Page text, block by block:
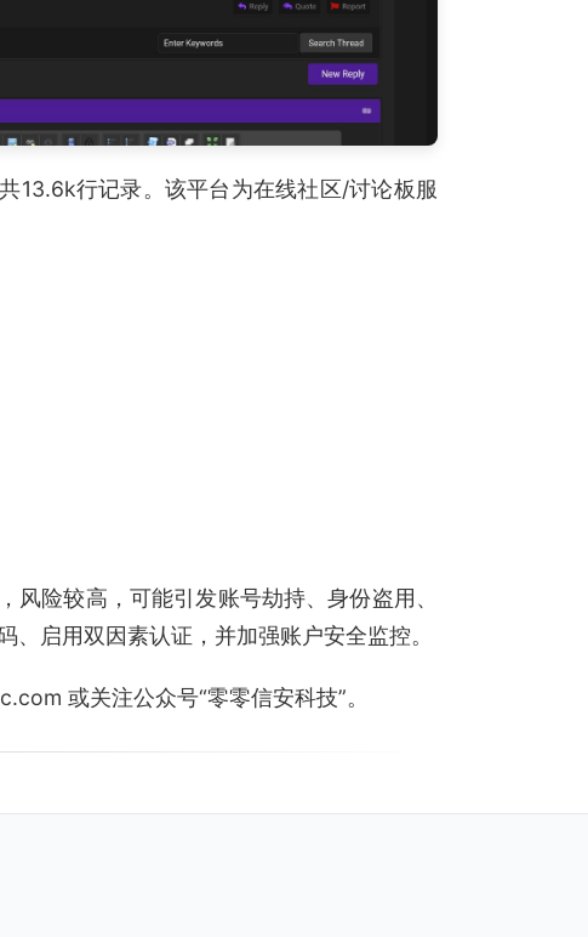
13.6k行记录。该平台为在线社区/讨论板服
险较高，可能引发账号劫持、身份盗用、
启用双因素认证，并加强账户安全监控。
或关注公众号“零零信安科技”。